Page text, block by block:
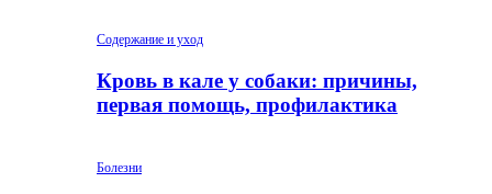
Содержание и уход
Кровь в кале у собаки: причины,
первая помощь, профилактика
Болезни